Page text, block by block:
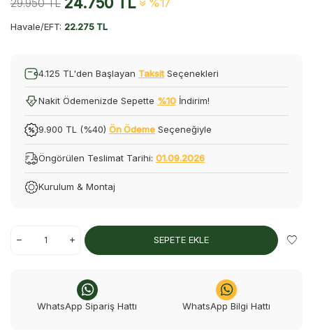
29.950TL %17
Havale/EFT: 22.275 TL
4.125 TL'den Başlayan Taksit Seçenekleri
Nakit Ödemenizde Sepette %10 İndirim!
9.900 TL (%40) Ön Ödeme Seçeneğiyle
Öngörülen Teslimat Tarihi: 01.09.2026
Kurulum & Montaj
SEPETE EKLE
WhatsApp Sipariş Hattı WhatsApp Bilgi Hattı